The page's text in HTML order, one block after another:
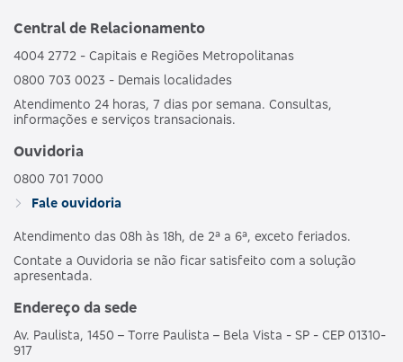
Central de Relacionamento
4004 2772 - Capitais e Regiões Metropolitanas
0800 703 0023 - Demais localidades
Atendimento 24 horas, 7 dias por semana. Consultas,
informações e serviços transacionais.
Ouvidoria
0800 701 7000
Fale ouvidoria
Atendimento das 08h às 18h, de 2ª a 6ª, exceto feriados.
Contate a Ouvidoria se não ficar satisfeito com a solução
apresentada.
Endereço da sede
Av. Paulista, 1450 – Torre Paulista – Bela Vista - SP - CEP 01310-
917